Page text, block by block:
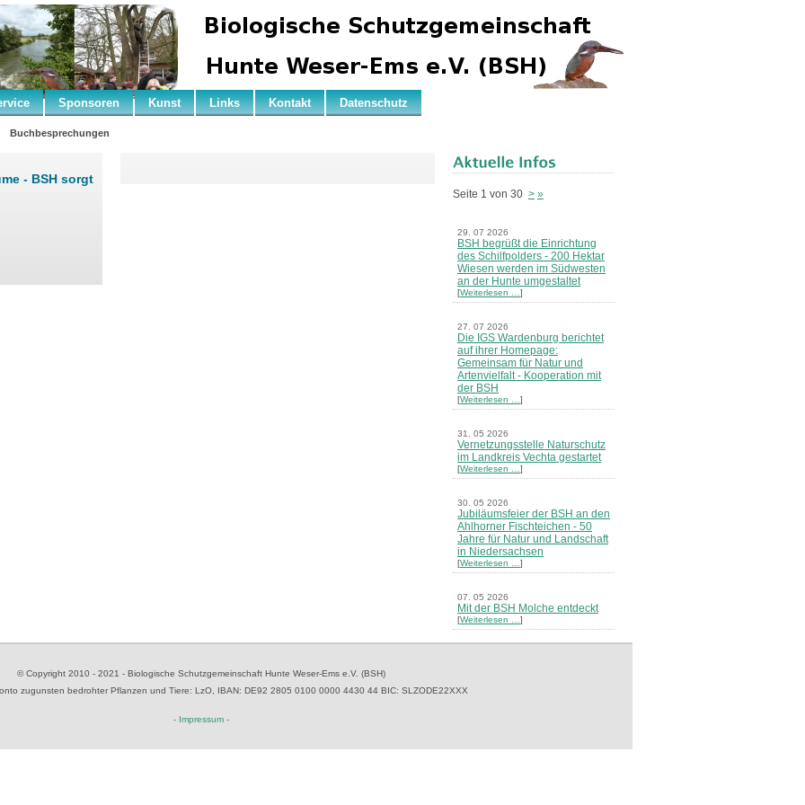
Sponsoren Kunst Links Kontakt Datenschutz
Buchbesprechungen
- BSH sorgt
Seite 1 von 30 > »
29. 07 2026
BSH begrüßt die Einrichtung
des Schilfpolders - 200 Hektar
Wiesen werden im Südwesten
an der Hunte umgestaltet
[Weiterlesen … ]
27. 07 2026
Die IGS Wardenburg berichtet
auf ihrer Homepage:
Gemeinsam für Natur und
Artenvielfalt - Kooperation mit
der BSH
[Weiterlesen … ]
31. 05 2026
Vernetzungsstelle Naturschutz
im Landkreis Vechta gestartet
[Weiterlesen … ]
30. 05 2026
Jubiläumsfeier der BSH an den
Ahlhorner Fischteichen - 50
Jahre für Natur und Landschaft
in Niedersachsen
[Weiterlesen … ]
07. 05 2026
Mit der BSH Molche entdeckt
[Weiterlesen … ]
[Weiterlesen …
© Copyright 2010 - 2021 - Biologische Schutzgemeinschaft Hunte Weser-Ems e.V. (BSH)
zugunsten bedrohter Pflanzen und Tiere: LzO, IBAN: DE92 2805 0100 0000 4430 44 BIC: SLZODE22XXX
- Impressum -